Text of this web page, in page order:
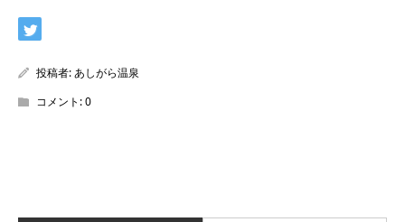
投稿者:あしがら温泉
コメント:0